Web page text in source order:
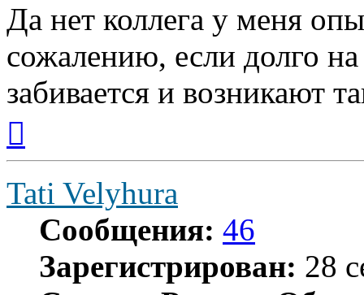
Да нет коллега у меня
сожалению, если долго на
забивается и возникают
началу
Tati Velyhura
Сообщения: 46
Зарегистрирован: 28